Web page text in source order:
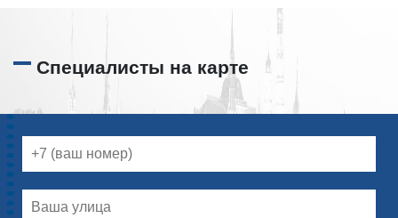
Специалисты на карте